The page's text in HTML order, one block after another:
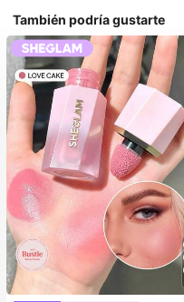
También podría gustarte